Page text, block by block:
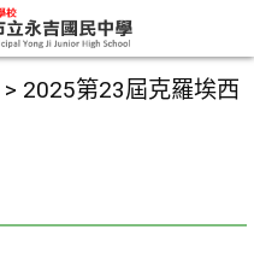
> 2025第23屆克羅埃西